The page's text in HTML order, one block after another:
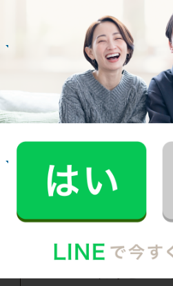
20代 女性 1人暮らし
掃除をしてもらうようになって、
る癖がつきました。
M.T.さん
30代 共働き 子育て中
まるで実家の母親が家事を手伝いに
安心感。